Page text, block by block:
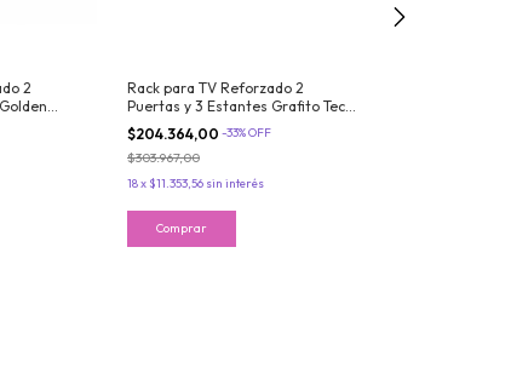
2
Rack para TV Reforzado 2
Puertas y 3 Estantes Grafito Teca
Maximo Milan
$204.364,00 -33%OFF
$303.967,00
18x $11.353,56 sin interés